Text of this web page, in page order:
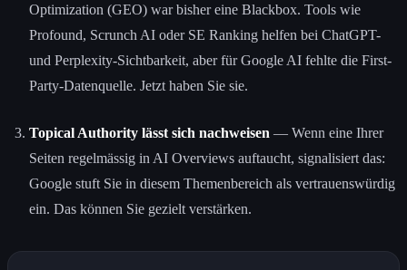
Optimization (GEO) war bisher eine Blackbox. Tools wie
Profound, Scrunch AI oder SE Ranking helfen bei ChatGPT-
und Perplexity-Sichtbarkeit, aber für Google AI fehlte die First-
Party-Datenquelle. Jetzt haben Sie sie.
Topical Authority lässt sich nachweisen — Wenn eine Ihrer
Seiten regelmässig in AI Overviews auftaucht, signalisiert das:
Google stuft Sie in diesem Themenbereich als vertrauenswürdig
ein. Das können Sie gezielt verstärken.